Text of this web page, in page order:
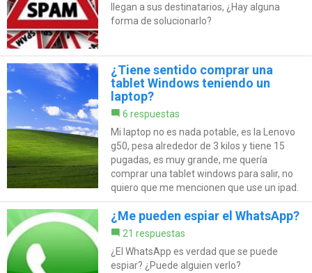
llegan a sus destinatarios, ¿Hay alguna
forma de solucionarlo?
¿Tiene sentido comprar una
tablet Windows teniendo un
laptop?
6 respuestas
Mi laptop no es nada potable, es la Lenovo
g50, pesa alrededor de 3 kilos y tiene 15
pugadas, es muy grande, me quería
comprar una tablet windows para salir, no
quiero que me mencionen que use un ipad.
¿Me pueden espiar el WhatsApp?
21 respuestas
¿El WhatsApp es verdad que se puede
espiar? ¿Puede alguien verlo?